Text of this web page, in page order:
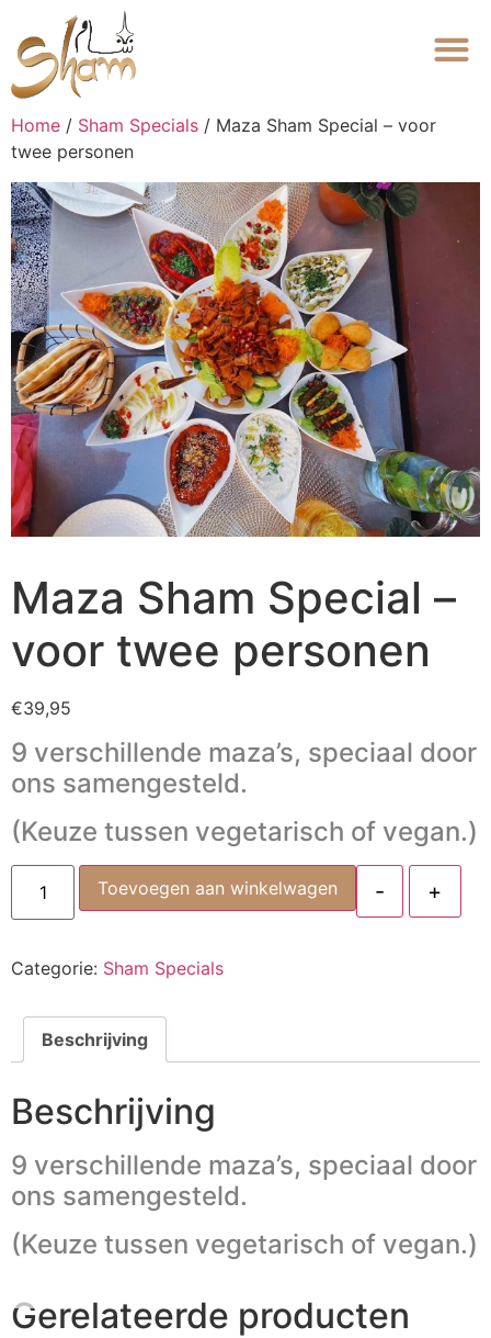
Home / Sham Specials / Maza Sham Special – voor
twee personen
Maza Sham Special –
voor twee personen
€39,95
9 verschillende maza’s, speciaal door
ons samengesteld.
(Keuze tussen vegetarisch of vegan.)
- +
Toevoegen aan winkelwagen
Categorie: Sham Specials
Beschrijving
Beschrijving
9 verschillende maza’s, speciaal door
ons samengesteld.
(Keuze tussen vegetarisch of vegan.)
Gerelateerde producten